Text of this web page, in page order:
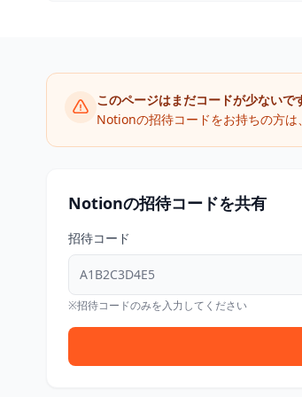
このページはまだコードが少ないで
Notionの招待コードをお持ちの方は
Notionの招待コードを共有
招待コード
※招待コードのみを入力してください